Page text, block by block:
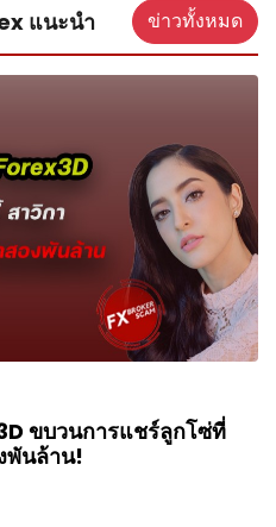
แนะนำ ข่าวทั้งหมด
ขบวนการแชร์ลูกโซ่ที่
พันล้าน!